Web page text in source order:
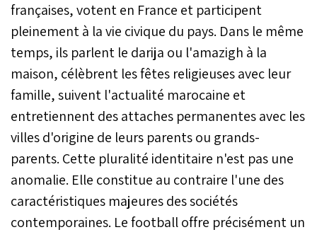
françaises, votent en France et participent
pleinement à la vie civique du pays. Dans le même
temps, ils parlent le darija ou l'amazigh à la
maison, célèbrent les fêtes religieuses avec leur
famille, suivent l'actualité marocaine et
entretiennent des attaches permanentes avec les
villes d'origine de leurs parents ou grands-
parents. Cette pluralité identitaire n'est pas une
anomalie. Elle constitue au contraire l'une des
caractéristiques majeures des sociétés
contemporaines. Le football offre précisément un